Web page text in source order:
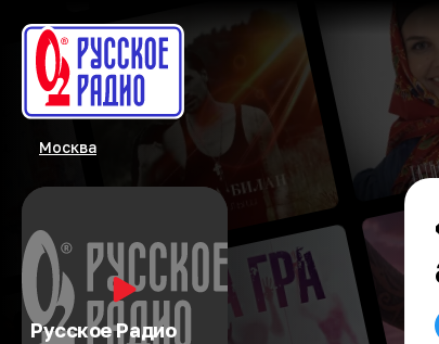
Москва
Русское Радио